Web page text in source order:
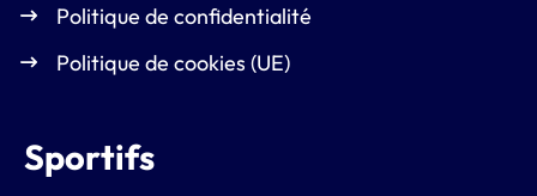
Politique de confidentialité
Politique de cookies (UE)
Sportifs